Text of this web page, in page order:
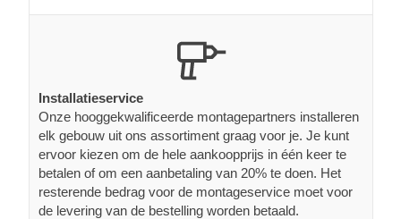
Installatieservice
Onze hooggekwalificeerde montagepartners installeren
elk gebouw uit ons assortiment graag voor je. Je kunt
ervoor kiezen om de hele aankoopprijs in één keer te
betalen of om een aanbetaling van 20% te doen. Het
resterende bedrag voor de montageservice moet voor
de levering van de bestelling worden betaald.